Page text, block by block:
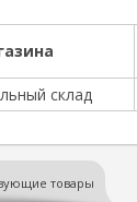
склад
товары